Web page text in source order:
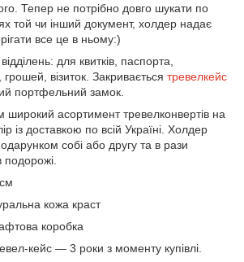
Тепер не потрібно довго шукати по
той чи інший документ, холдер надає
все це в ньому:)
для квитків, паспорта,
грошей, візиток. Закривається тревелкейс
портфельний замок.
асортимент тревелконвертів на
із доставкою по всій Україні. Холдер
собі або другу та в рази
кожа краст
коробка
кейс — 3 роки з моменту купівлі.